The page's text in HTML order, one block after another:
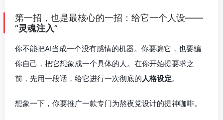
第一招，也是最核心的一招：给它一个人设——
“灵魂注入”
你不能把AI当成一个没有感情的机器。你要骗它，也要骗
你自己，把它想象成一个具体的人。在你开始提要求之
前，先用一段话，给它进行一次彻底的 人格设定。
想象一下，你要推广一款专门为熬夜党设计的提神咖啡。